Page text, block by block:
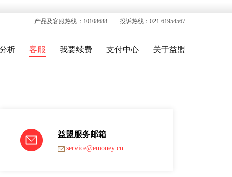
产品及客服热线：10108688 投诉热线：021-61954567
析 客服 我要续费 支付中心 关于益盟
益盟服务邮箱
service@emoney.cn